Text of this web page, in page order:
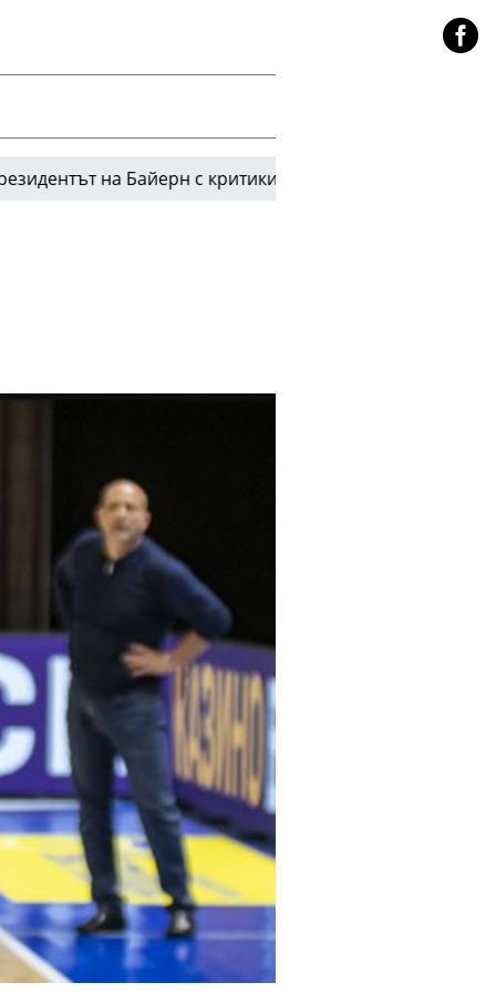
на Байерн с критики към другите отбори от